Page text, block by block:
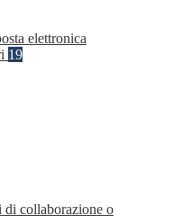
elettronica
19
collaborazione o